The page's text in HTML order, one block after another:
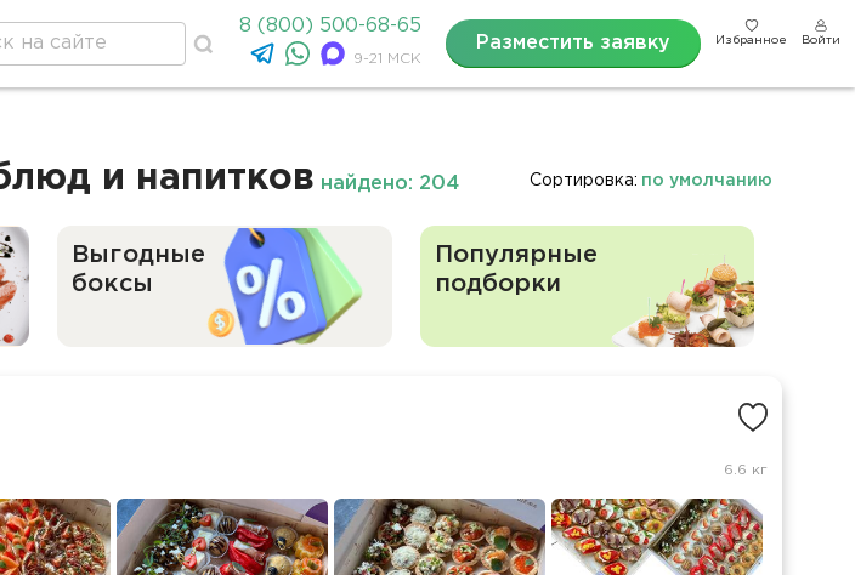
8 (800) 500-68-65
9-21 МСК
Разместить заявку Избранное Войти
и напитков найдено: 204 Сортировка: по умолчанию
Выгодные
боксы
Популярные
подборки
6.6 кг